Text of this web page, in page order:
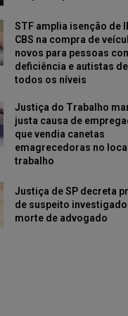
STF amplia isenção de
CBS na compra de
novos para pessoas
deficiência e autistas de
todos os níveis
Justiça do Trabalho
justa causa de
que vendia canetas
emagrecedoras no
trabalho
Justiça de SP decreta
de suspeito investigado
morte de advogado